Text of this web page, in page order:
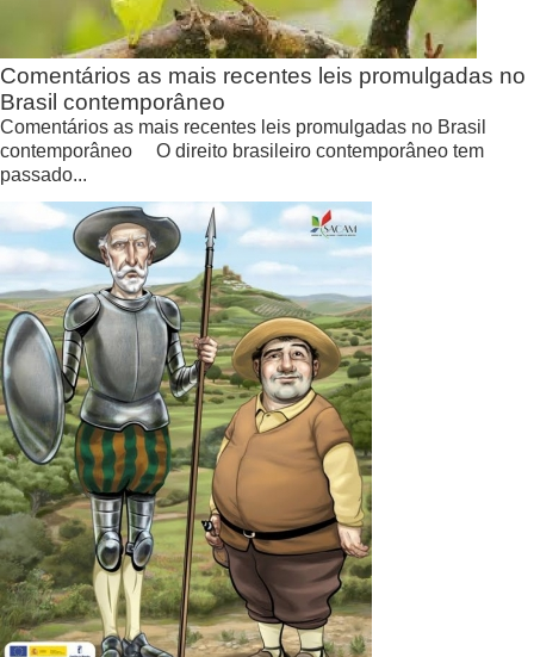
Comentários as mais recentes leis promulgadas no
Brasil contemporâneo
Comentários as mais recentes leis promulgadas no Brasil
contemporâneo O direito brasileiro contemporâneo tem
passado...